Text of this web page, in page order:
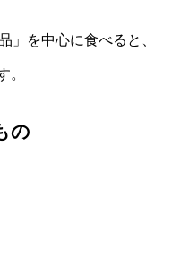
」を中心に食べると、
。
の